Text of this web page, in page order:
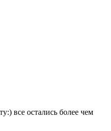
все остались более чем